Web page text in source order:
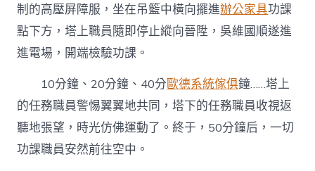
制的高壓屏障服，坐在吊籃中橫向擺進辦公家具功課
點下方，塔上職員隨即停止縱向晉陞，吳維國順遂進
進電場，開端檢驗功課。
10分鐘、20分鐘、40分歐德系統傢俱鐘……塔上
的任務職員警惕翼翼地共同，塔下的任務職員收視返
聽地張望，時光仿佛運動了。終于，50分鐘后，一切
功課職員安然前往空中。